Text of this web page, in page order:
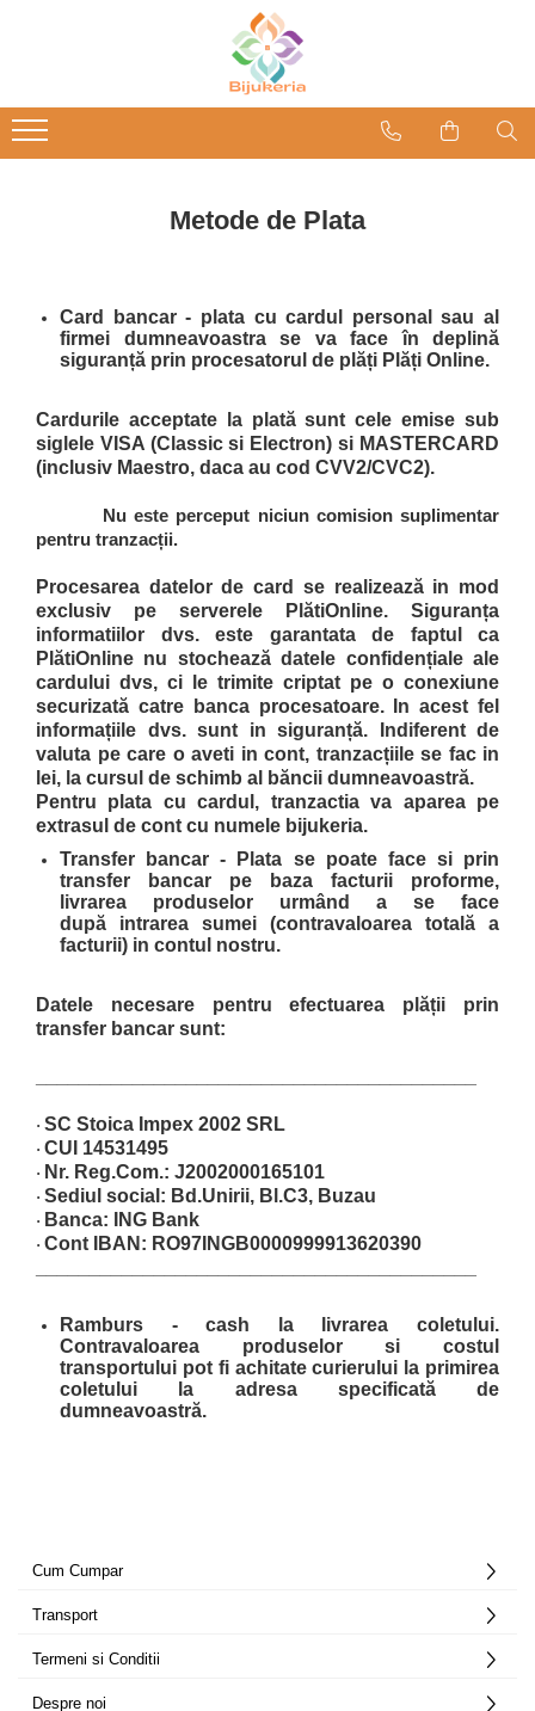
Metode de Plata
Card bancar- plata cu cardul personal sau al
firmei dumneavoastra se va face în deplină
siguranță prin procesatorul de plăți Plăți Online.
Cardurile acceptate la plată sunt cele emise sub
siglele VISA (Classic si Electron) si MASTERCARD
(inclusiv Maestro, daca au cod CVV2/CVC2).
Nu este perceput niciun comision suplimentar
pentru tranzacții.
Procesarea datelor de card se realizează in mod
exclusiv pe serverele PlătiOnline. Siguranța
informatiilor dvs. este garantata de faptul ca
PlătiOnline nu stochează datele confidențiale ale
cardului dvs, ci le trimite criptat pe o conexiune
securizată catre banca procesatoare. In acest fel
informațiile dvs. sunt in siguranță. Indiferent de
valuta pe care o aveti in cont, tranzacțiile se fac in
lei, la cursul de schimb al băncii dumneavoastră.
Pentru plata cu cardul, tranzactia va aparea pe
extrasul de cont cu numele bijukeria.
Transfer bancar -
Plata se poate face si prin
transfer bancar pe baza facturii proforme,
livrarea produselor urmând a se face
după intrarea sumei (contravaloarea totală a
facturii) in contul nostru.
Datele necesare pentru efectuarea plății prin
transfer bancar sunt:
· SC Stoica Impex 2002 SRL
· CUI 14531495
· Nr. Reg.Com.: J2002000165101
· Sediul social : Bd.Unirii, Bl.C3, Buzau
· Banca: ING Bank
· Cont IBAN: RO97INGB0000999913620390
Ramburs - cash la livrarea coletului.
Contravaloarea produselor si costul
transportului pot fi achitate curierului la primirea
coletului la adresa specificată de
dumneavoastră.
Cum Cumpar
Transport
Termeni si Conditii
Despre noi